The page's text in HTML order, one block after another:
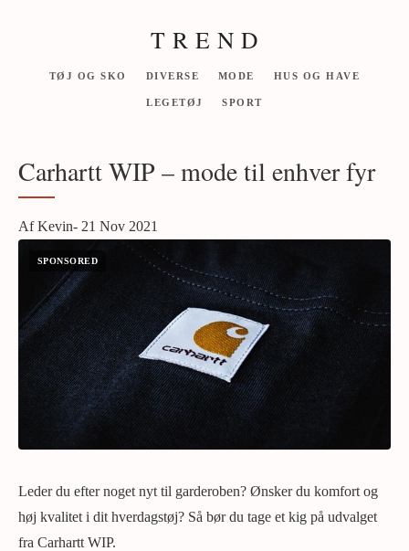
T R E N D
TØJ OG SKO DIVERSE MODE HUS OG HAVE
LEGETØJ SPORT
Carhartt WIP – mode til enhver fyr
Af Kevin- 21 Nov 2021
Leder du efter noget nyt til garderoben? Ønsker du komfort og
høj kvalitet i dit hverdagstøj? Så bør du tage et kig på udvalget
fra Carhartt WIP.